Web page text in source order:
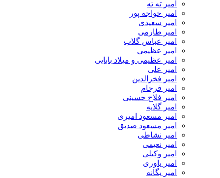
امیر ته ته
امیر خواجه پور
امیر سعیدی
امیر طارمی
امیر عباس گلاب
امیر عظیمی
امیر عظیمی و میلاد بابایی
امیر علی
امیر فخرالدین
امیر فرجام
امیر فلاح حسینی
امیر گلایه
امیر مسعود امیری
امیر مسعود صدیق
امیر نشاطی
امیر نعیمی
امیر وکیلی
امیر یاوری
امیر یگانه